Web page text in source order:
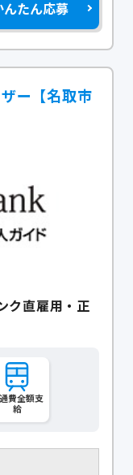
んたん応募
ー【名取市
ク直雇用・正
費全額支
給